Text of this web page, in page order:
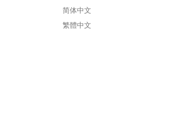
简体中文
繁體中文